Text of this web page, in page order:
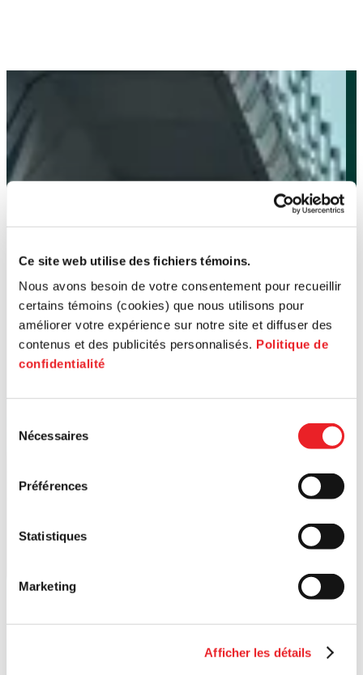
Ce site web utilise des fichiers témoins.
Nous avons besoin de votre consentement pour recueillir
certains témoins (cookies) que nous utilisons pour
améliorer votre expérience sur notre site et diffuser des
contenus et des publicités personnalisés. Politique de
confidentialité
Nécessaires
Préférences
Statistiques
Marketing
Afficher les détails